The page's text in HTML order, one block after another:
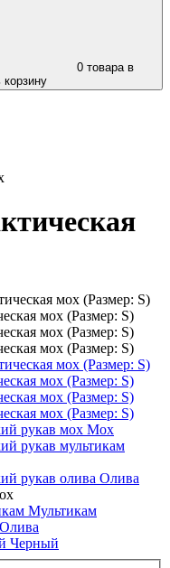
0 товара в
корзину
Мох
Олива
Мультикам
Олива
Черный